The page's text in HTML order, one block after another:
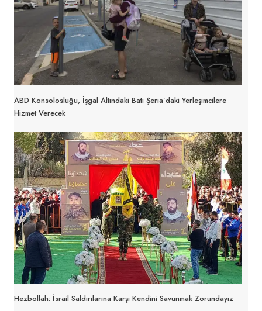
ABD Konsolosluğu, İşgal Altındaki Batı Şeria’daki Yerleşimcilere
Hizmet Verecek
Hezbollah: İsrail Saldırılarına Karşı Kendini Savunmak Zorundayız